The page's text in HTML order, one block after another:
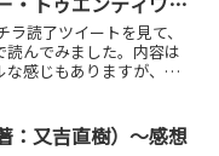
読了ツイートを見て、
読んでみました。内容は
な感じもありますが、個
やすいです。今後の人生
に...：又吉直樹）～感想